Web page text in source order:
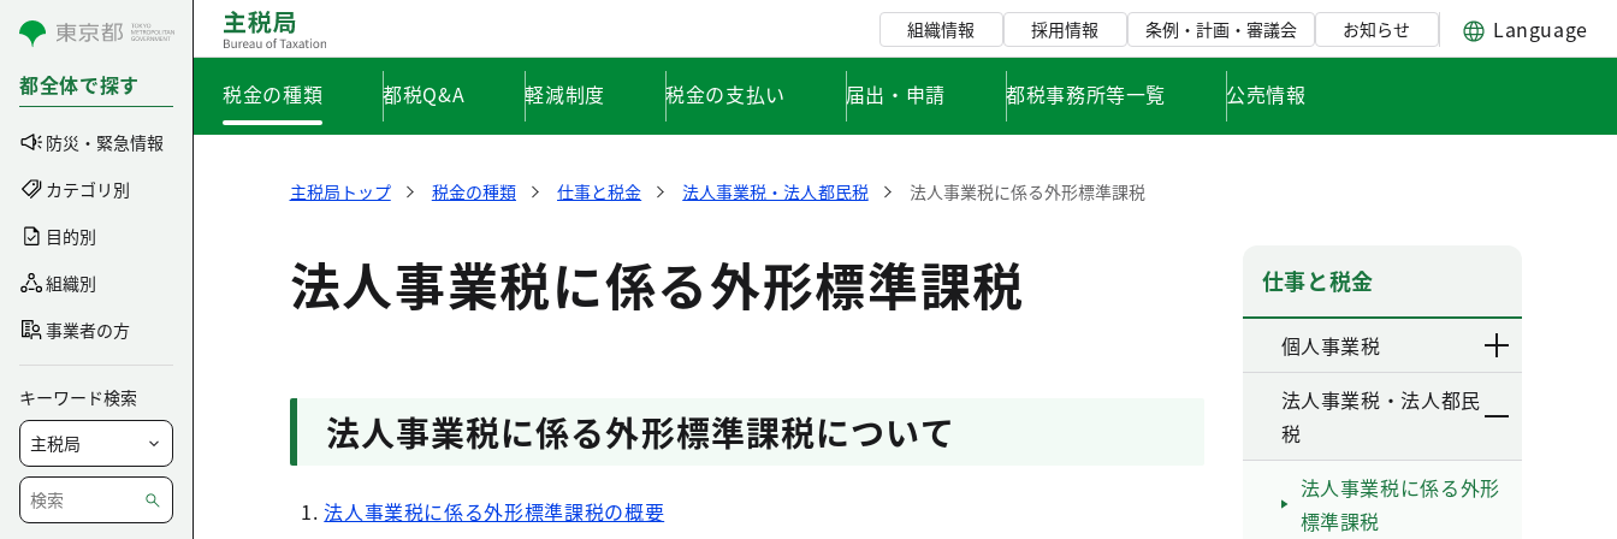
コンテンツにスキップ
都全体で探す
防災・緊急情報
カテゴリ別
目的別
組織別
事業者の方
キーワード検索
組織情報 採用情報 条例・計画・審議会 お知らせ Language
税金の種類 都税Q&A 軽減制度 税金の支払い 届出・申請 都税事務所等一覧 公売情報
主税局トップ 税金の種類 仕事と税金 法人事業税・法人都民税 法人事業税に係る外形標準課税
法人事業税に係る外形標準課税
法人事業税に係る外形標準課税について
法人事業税に係る外形標準課税の概要
仕事と税金
個人事業税
法人事業税・法人都民
税
法人事業税に係る外形
標準課税